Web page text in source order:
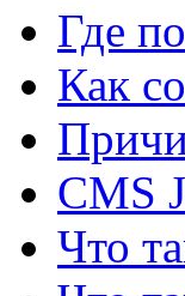
Где
Как
CMS
Что